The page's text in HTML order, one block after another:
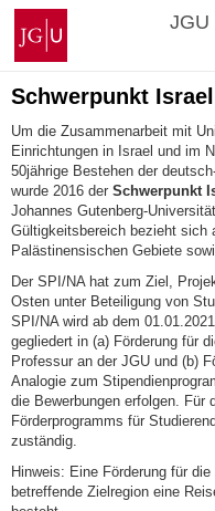
Zum
Inhalt
springen
Johannes
Gutenberg-
Universität
Mainz
JGU
Schwerpunkt
Um die Zusammenarbeit mit
Einrichtungen in Israel und im
50jährige Bestehen der
wurde 2016 der Schwerpunkt
Johannes Gutenberg-
Gültigkeitsbereich bezieht sich
Palästinensischen Gebiete
Der SPI/NA hat zum Ziel,
Osten unter Beteiligung von
SPI/NA wird ab dem
gegliedert in (a) Förderung für
Professur an der JGU und (b)
Analogie zum
die Bewerbungen erfolgen. Für
Förderprogramms für
zuständig.
Hinweis: Eine Förderung für
betreffende Zielregion eine